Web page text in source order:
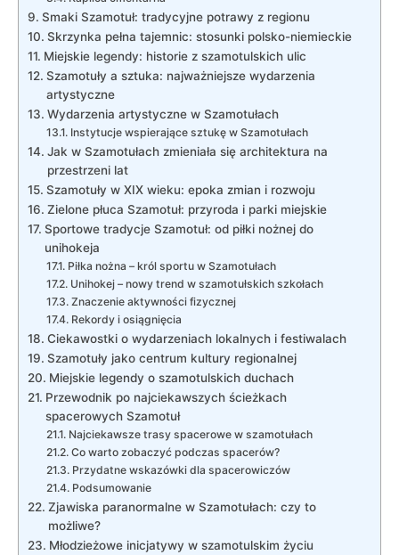
Smaki Szamotuł: tradycyjne potrawy z regionu
Skrzynka pełna tajemnic: stosunki polsko-niemieckie
Miejskie legendy: historie z szamotulskich ulic
Szamotuły a sztuka: najważniejsze wydarzenia
artystyczne
Wydarzenia artystyczne w Szamotułach
Instytucje wspierające sztukę w Szamotułach
Jak w Szamotułach zmieniała się architektura na
przestrzeni lat
Szamotuły w XIX wieku: epoka zmian i rozwoju
Zielone płuca Szamotuł: przyroda i parki miejskie
Sportowe tradycje Szamotuł: od piłki nożnej do
unihokeja
Piłka nożna – król sportu w Szamotułach
Unihokej – nowy trend w szamotułskich szkołach
Znaczenie aktywności fizycznej
Rekordy i osiągnięcia
Ciekawostki o wydarzeniach lokalnych i festiwalach
Szamotuły jako centrum kultury regionalnej
Miejskie legendy o szamotulskich duchach
Przewodnik po najciekawszych ścieżkach
spacerowych Szamotuł
Najciekawsze trasy spacerowe w szamotułach
Co warto zobaczyć podczas spacerów?
Przydatne wskazówki dla spacerowiczów
Podsumowanie
Zjawiska paranormalne w Szamotułach: czy to
możliwe?
Młodzieżowe inicjatywy w szamotulskim życiu